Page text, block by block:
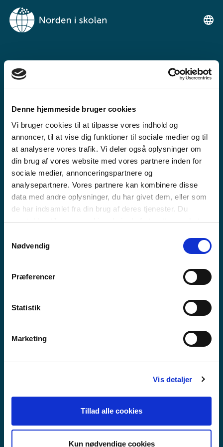
Denne hjemmeside bruger cookies
Vi bruger cookies til at tilpasse vores indhold og
annoncer, til at vise dig funktioner til sociale medier og til
at analysere vores trafik. Vi deler også oplysninger om
din brug af vores website med vores partnere inden for
sociale medier, annonceringspartnere og
analysepartnere. Vores partnere kan kombinere disse
data med andre oplysninger, du har givet dem, eller som
de har indsamlet fra din brug af deres tjenester. Du
samtykker til vores cookies, hvis du fortsætter med at
Nødvendig
Præferencer
Statistik
Marketing
Vis detaljer
Tillad alle cookies
Kun nødvendige cookies
VELKOMIN Á
NORDEN I SKOLEN
Ókeypis kennsluvefur fyrir grunn- og
framhaldsskóla
GRUNNSKÓLI
FRAMHALDSSKÓLABRAUT